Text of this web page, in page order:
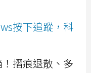
按下追蹤，科
摺痕退散、多